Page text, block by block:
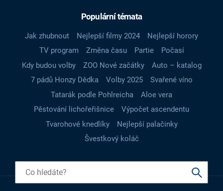
Populární témata
Jak zhubnout Nejlepší filmy 2024
Nejlepší horory
TV program
Změna času Partie
Počasí
Kdy budou volby
ZOO Nové začátky
Auto – katalog
7 pádů Honzy Dědka
Volby 2025
Svařené víno
Tatarák podle Pohlreicha
Aloe vera
Pěstování lichořeřišnice
Výpočet ascendentu
Tvarohové knedlíky
Nejlepší palačinky
Švestkový koláč